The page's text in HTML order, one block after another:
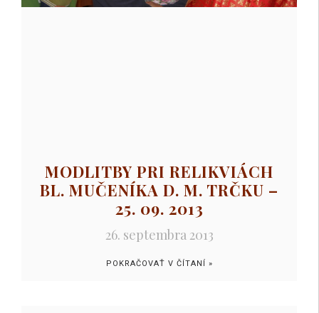
MODLITBY PRI RELIKVIÁCH
BL. MUČENÍKA D. M. TRČKU –
25. 09. 2013
26. septembra 2013
POKRAČOVAŤ V ČÍTANÍ »